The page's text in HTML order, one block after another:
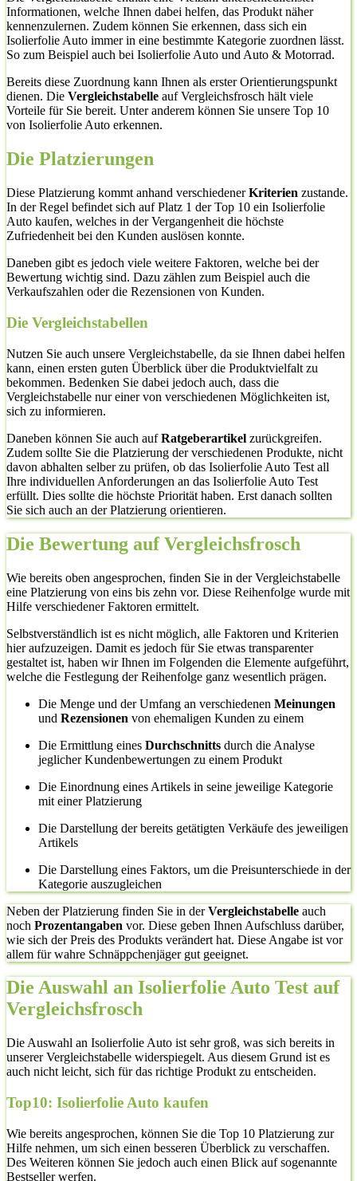
Informationen, welche Ihnen dabei helfen, das Produkt näher
kennenzulernen. Zudem können Sie erkennen, dass sich ein
Isolierfolie Auto immer in eine bestimmte Kategorie zuordnen lässt.
So zum Beispiel auch bei Isolierfolie Auto und Auto & Motorrad.
Bereits diese Zuordnung kann Ihnen als erster Orientierungspunkt
dienen. Die Vergleichstabelle auf Vergleichsfrosch hält viele
Vorteile für Sie bereit. Unter anderem können Sie unsere Top 10
von Isolierfolie Auto erkennen.
Die Platzierungen
Diese Platzierung kommt anhand verschiedenerKriterien zustande.
In der Regel befindet sich auf Platz 1 der Top 10 ein Isolierfolie
Auto kaufen, welches in der Vergangenheit die höchste
Zufriedenheit bei den Kunden auslösen konnte.
Daneben gibt es jedoch viele weitere Faktoren, welche bei der
Bewertung wichtig sind. Dazu zählen zum Beispiel auch die
Verkaufszahlen oder die Rezensionen von Kunden.
Die Vergleichstabellen
Nutzen Sie auch unsere Vergleichstabelle, da sie Ihnen dabei helfen
kann, einen ersten guten Überblick über die Produktvielfalt zu
bekommen. Bedenken Sie dabei jedoch auch, dass die
Vergleichstabelle nur einer von verschiedenen Möglichkeiten ist,
sich zu informieren.
Daneben können Sie auch aufRatgeberartikel zurückgreifen.
Zudem sollte Sie die Platzierung der verschiedenen Produkte, nicht
davon abhalten selber zu prüfen, ob das Isolierfolie Auto Test all
Ihre individuellen Anforderungen an das Isolierfolie Auto Test
erfüllt. Dies sollte die höchste Priorität haben. Erst danach sollten
Sie sich auch an der Platzierung orientieren.
Die Bewertung auf Vergleichsfrosch
Wie bereits oben angesprochen, finden Sie in der Vergleichstabelle
eine Platzierung von eins bis zehn vor. Diese Reihenfolge wurde mit
Hilfe verschiedener Faktoren ermittelt.
Selbstverständlich ist es nicht möglich, alle Faktoren und Kriterien
hier aufzuzeigen. Damit es jedoch für Sie etwas transparenter
gestaltet ist, haben wir Ihnen im Folgenden die Elemente aufgeführt,
welche die Festlegung der Reihenfolge ganz wesentlich prägen.
Die Menge und der Umfang an verschiedenen Meinungen
und Rezensionen von ehemaligen Kunden zu einem
Die Ermittlung eines Durchschnitts durch die Analyse
jeglicher Kundenbewertungen zu einem Produkt
Die Einordnung eines Artikels in seine jeweilige Kategorie
mit einer Platzierung
Die Darstellung der bereits getätigten Verkäufe des jeweiligen
Artikels
Die Darstellung eines Faktors, um die Preisunterschiede in der
Kategorie auszugleichen
Neben der Platzierung finden Sie in derVergleichstabelle auch
noch Prozentangaben vor. Diese geben Ihnen Aufschluss darüber,
wie sich der Preis des Produkts verändert hat. Diese Angabe ist vor
allem für wahre Schnäppchenjäger gut geeignet.
Die Auswahl an Isolierfolie Auto Test auf
Vergleichsfrosch
Die Auswahl an Isolierfolie Auto ist sehr groß, was sich bereits in
unserer Vergleichstabelle widerspiegelt. Aus diesem Grund ist es
auch nicht leicht, sich für das richtige Produkt zu entscheiden.
Top10: Isolierfolie Auto kaufen
Wie bereits angesprochen, können Sie die Top 10 Platzierung zur
Hilfe nehmen, um sich einen besseren Überblick zu verschaffen.
Des Weiteren können Sie jedoch auch einen Blick auf sogenannte
Bestseller werfen.